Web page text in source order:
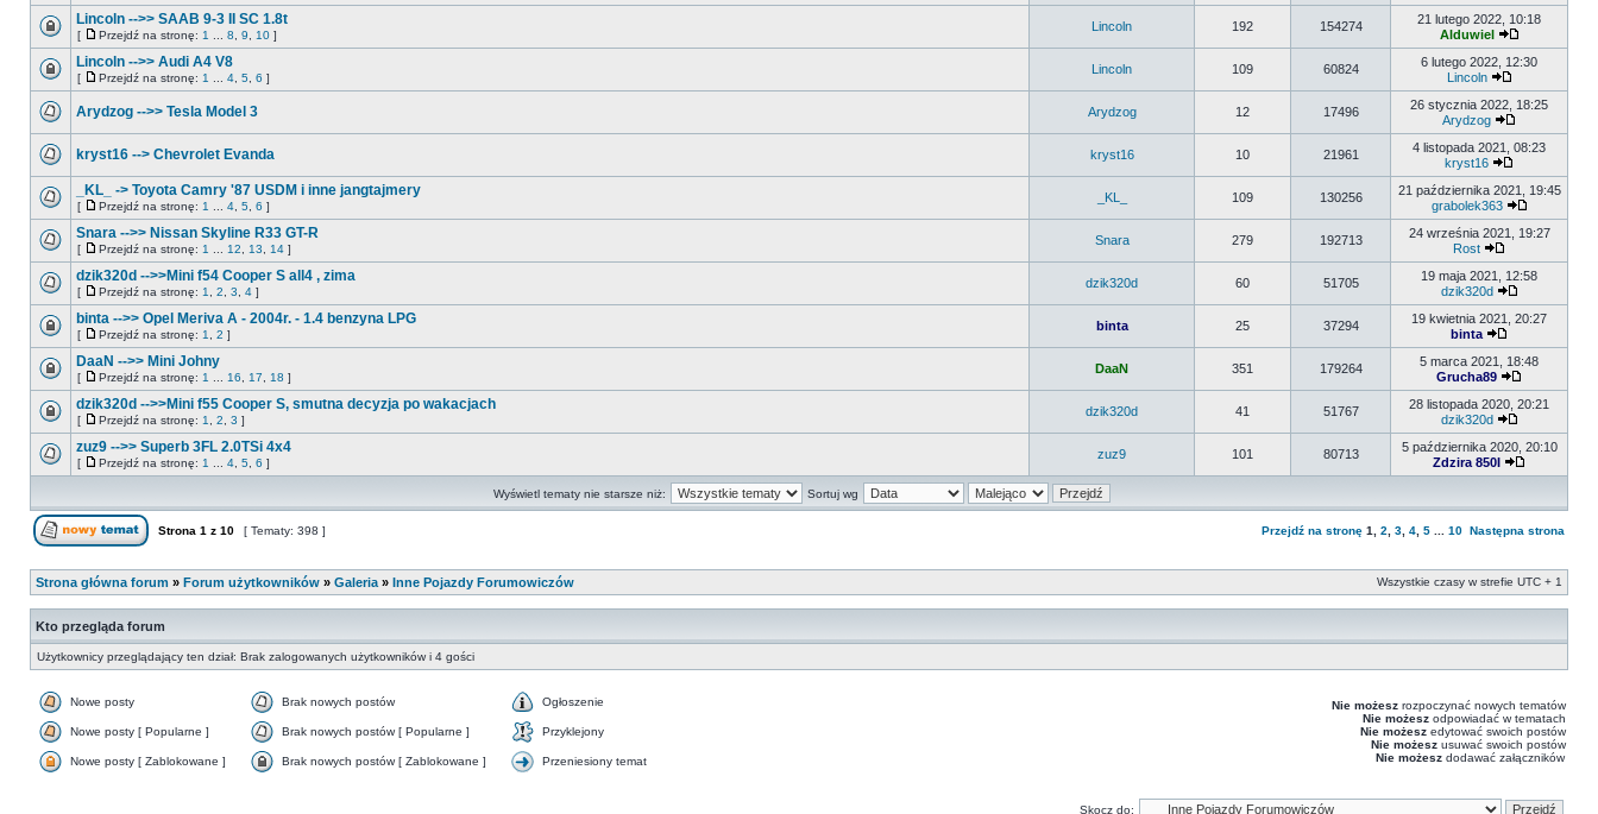
Lincoln -->> SAAB 9-3 II SC 1.8t
[ Przejdź na stronę: 1 8 9 10 ]
Lincoln 192 154274
21 lutego 2022, 10:18
Alduwiel
Lincoln -->> Audi A4 V8
[ Przejdź na stronę: 1 4 5 6 ]
Lincoln 109 60824
6 lutego 2022, 12:30
Lincoln
Arydzog -->> Tesla Model 3 Arydzog 12 17496
26 stycznia 2022, 18:25
Arydzog
kryst16 --> Chevrolet Evanda kryst16 10 21961
4 listopada 2021, 08:23
kryst16
_KL_ -> Toyota Camry '87 USDM i inne jangtajmery
[ Przejdź na stronę: 1 4 5 6 ]
_KL_ 109 130256
21 października 2021, 19:45
grabolek363
Snara -->> Nissan Skyline R33 GT-R
[ Przejdź na stronę: 1 12 13 14 ]
Snara 279 192713
24 września 2021, 19:27
Rost
dzik320d -->>Mini f54 Cooper S all4 , zima
[ Przejdź na stronę: 1 2 3 4 ]
dzik320d 60 51705
19 maja 2021, 12:58
dzik320d
binta -->> Opel Meriva A - 2004r. - 1.4 benzyna LPG
[ Przejdź na stronę: 1 2 ]
binta 25 37294
19 kwietnia 2021, 20:27
binta
DaaN -->> Mini Johny
[ Przejdź na stronę: 1 16 17 18 ]
DaaN 351 179264
5 marca 2021, 18:48
Grucha89
dzik320d -->>Mini f55 Cooper S, smutna decyzja po wakacjach
[ Przejdź na stronę: 1 2 3 ]
dzik320d 41 51767
28 listopada 2020, 20:21
dzik320d
zuz9 -->> Superb 3FL 2.0TSi 4x4
[ Przejdź na stronę: 1 4 5 6 ]
zuz9 101 80713
5 października 2020, 20:10
Zdzira 850I
Wyświetl tematy nie starsze niż: Sortuj wg
Strona 1 z 10 [ Tematy: 398 ] Przejdź na stronę 1 2 3 4 5 10 Następna strona
Strona główna forum » Forum użytkowników » Galeria » Inne Pojazdy Forumowiczów Wszystkie czasy w strefie UTC + 1
Kto przegląda forum
Użytkownicy przeglądający ten dział: Brak zalogowanych użytkowników i 4 gości
Nowe posty Brak nowych postów Ogłoszenie
Nowe posty [ Popularne ] Brak nowych postów [ Popularne ] Przyklejony
Nowe posty [ Zablokowane ] Brak nowych postów [ Zablokowane ] Przeniesiony temat
Nie możesz rozpoczynać nowych tematów
Nie możesz odpowiadać w tematach
Nie możesz edytować swoich postów
Nie możesz usuwać swoich postów
Nie możesz dodawać załączników
Skocz do: